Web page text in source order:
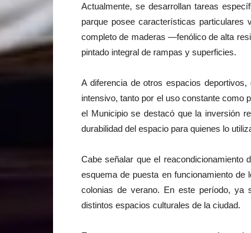
Actualmente, se desarrollan tareas
parque posee características
completo de maderas —fenólico de alta
pintado integral de rampas y superficies.
A diferencia de otros espacios
intensivo, tanto por el uso constante como
el Municipio se destacó que la inversión
durabilidad del espacio para quienes lo
Cabe señalar que el reacondicionamiento
esquema de puesta en funcionamiento
colonias de verano. En este período, ya
distintos espacios culturales de la ciudad.